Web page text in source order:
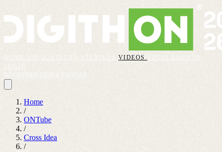
VIDEOS
REGOLAMENTO
Home
/
ONTube
/
Cross Idea
/